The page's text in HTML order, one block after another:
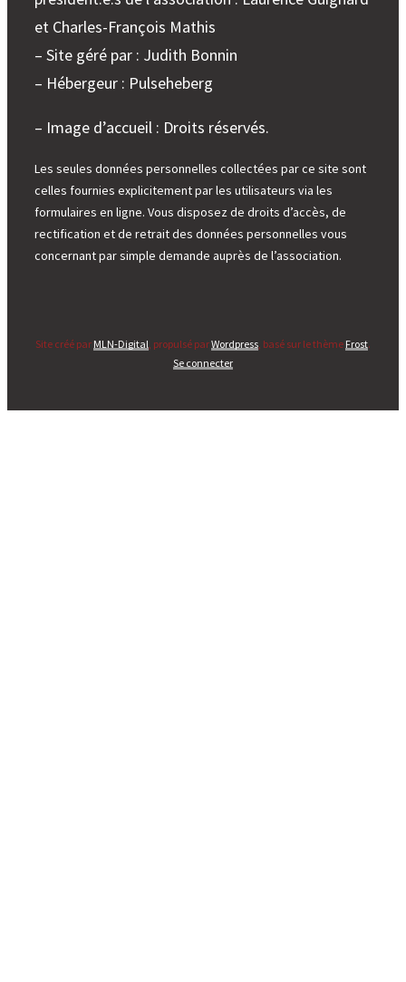
et Charles-François Mathis
– Site géré par : Judith Bonnin
– Hébergeur : Pulseheberg
– Image d’accueil : Droits réservés.
Les seules données personnelles collectées par ce site sont
celles fournies explicitement par les utilisateurs via les
formulaires en ligne. Vous disposez de droits d’accès, de
rectification et de retrait des données personnelles vous
concernant par simple demande auprès de l’association.
Site créé par MLN-Digital, propulsé parWordpress, basé sur le thème Frost.
Se connecter